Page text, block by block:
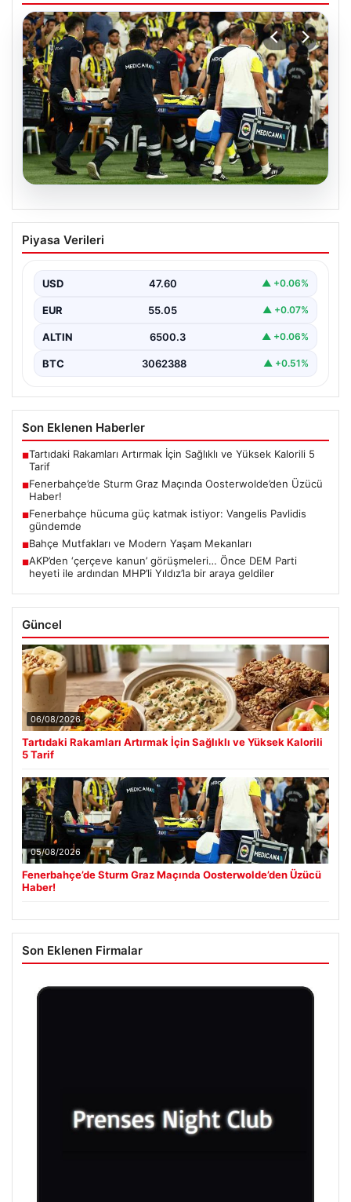
Fenerbahçe’de Sturm Graz Maçında
Oosterwolde’den Üzücü Haber!
Almanya temsilcisi Sturm Graz’ı evinde ağırladı.
Mücadele…
Piyasa Verileri
USD 47.60 ▲ +0.06%
EUR 55.05 ▲ +0.07%
ALTIN 6500.3 ▲ +0.06%
BTC 3062388 ▲ +0.51%
Son Eklenen Haberler
■Tartıdaki Rakamları Artırmak İçin Sağlıklı ve Yüksek Kalorili 5
Tarif
■Fenerbahçe’de Sturm Graz Maçında Oosterwolde’den Üzücü
Haber!
■Fenerbahçe hücuma güç katmak istiyor: Vangelis Pavlidis
gündemde
■Bahçe Mutfakları ve Modern Yaşam Mekanları
■AKP’den ‘çerçeve kanun’ görüşmeleri… Önce DEM Parti
heyeti ile ardından MHP’li Yıldız’la bir araya geldiler
Güncel
06/08/2026
Tartıdaki Rakamları Artırmak İçin Sağlıklı ve Yüksek Kalorili
5 Tarif
05/08/2026
Fenerbahçe’de Sturm Graz Maçında Oosterwolde’den Üzücü
Haber!
Son Eklenen Firmalar